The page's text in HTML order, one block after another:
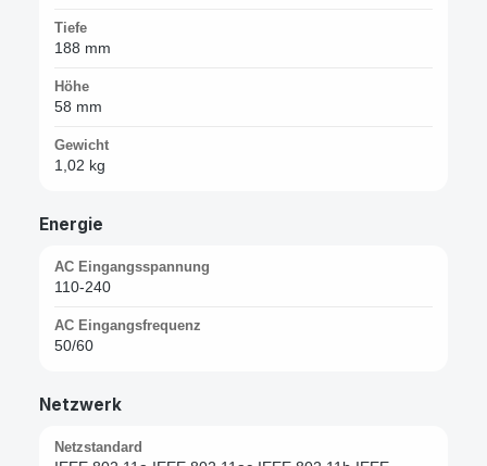
Tiefe
188 mm
Höhe
58 mm
Gewicht
1,02 kg
Energie
AC Eingangsspannung
110-240
AC Eingangsfrequenz
50/60
Netzwerk
Netzstandard